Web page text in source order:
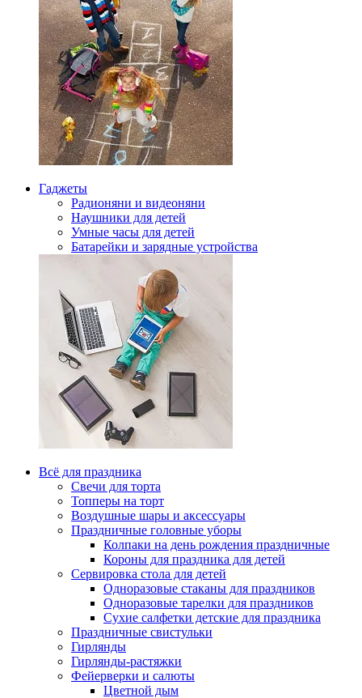
Гаджеты
Радионяни и видеоняни
Наушники для детей
Умные часы для детей
Батарейки и зарядные устройства
Всё для праздника
Свечи для торта
Топперы на торт
Воздушные шары и аксессуары
Праздничные головные уборы
Колпаки на день рождения праздничные
Короны для праздника для детей
Сервировка стола для детей
Одноразовые стаканы для праздников
Одноразовые тарелки для праздников
Сухие салфетки детские для праздника
Праздничные свистульки
Гирлянды
Гирлянды-растяжки
Фейерверки и салюты
Цветной дым